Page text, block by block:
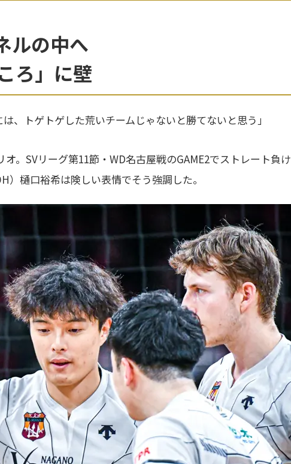
ルの中へ
ろ」に壁
、トゲトゲした荒いチームじゃないと勝てないと思う」
。SVリーグ第11節・WD名古屋戦のGAME2でストレート負け
）樋口裕希は険しい表情でそう強調した。